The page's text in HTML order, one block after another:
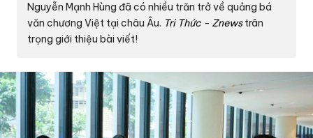
Nguyễn Mạnh Hùng đã có nhiều trăn trở về quảng bá
văn chương Việt tại châu Âu. Tri Thức - Znewstrân
trọng giới thiệu bài viết!